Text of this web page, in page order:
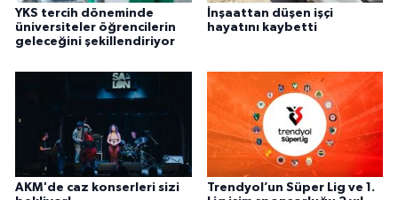
YKS tercih döneminde
üniversiteler öğrencilerin
geleceğini şekillendiriyor
İnşaattan düşen işçi
hayatını kaybetti
AKM'de caz konserleri sizi
Trendyol’un Süper Lig ve 1.